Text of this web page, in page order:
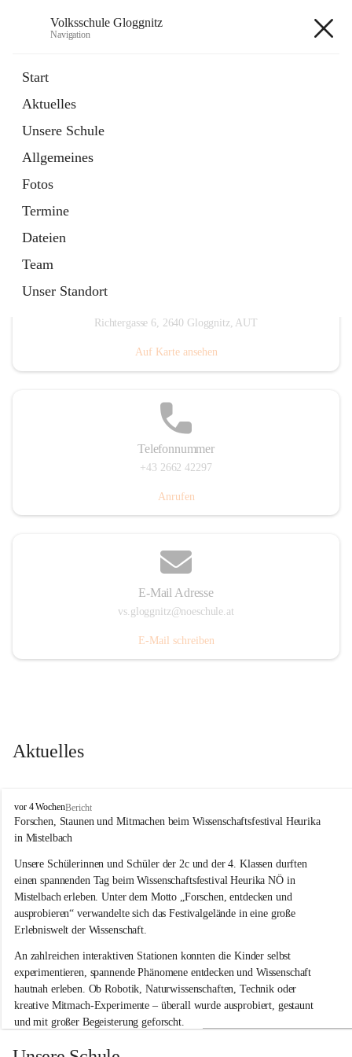
Volksschule Gloggnitz
Navigation
Start
Aktuelles
Unsere Schule
Allgemeines
Fotos
Termine
Dateien
Team
Unser Standort
Seite
in
Tab
Elternverein
öffnet
in
neuem
Tab
Richtergasse 6, 2640 Gloggnitz, AUT
Auf Karte ansehen
Telefonnummer
+43 2662 42297
Anrufen
E-Mail Adresse
vs.gloggnitz@noeschule.at
E-Mail schreiben
Aktuelles
V
o
l
s
s
c
u
l
e
G
l
o
g
g
n
i
vor 4 WochenBericht
Forschen, Staunen und Mitmachen beim Wissenschaftsfestival Heurika
in Mistelbach
Unsere Schülerinnen und Schüler der 2c und der 4. Klassen durften
einen spannenden Tag beim Wissenschaftsfestival Heurika NÖ in
Mistelbach erleben. Unter dem Motto „Forschen, entdecken und
ausprobieren“ verwandelte sich das Festivalgelände in eine große
Erlebniswelt der Wissenschaft.
An zahlreichen interaktiven Stationen konnten die Kinder selbst
experimentieren, spannende Phänomene entdecken und Wissenschaft
hautnah erleben. Ob Robotik, Naturwissenschaften, Technik oder
kreative Mitmach-Experimente – überall wurde ausprobiert, gestaunt
und mit großer Begeisterung geforscht.
Besonders beeindruckend war, dass Wissenschaftlerinnen und